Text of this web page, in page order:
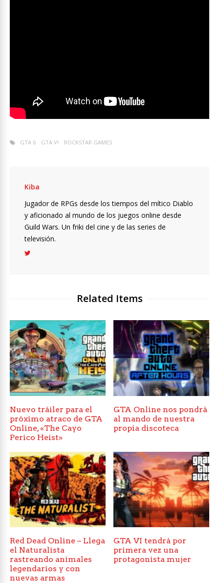
GTA 6 GTA VI ROCKSTAR GAMES
Kiba
Jugador de RPGs desde los tiempos del mítico Diablo
y aficionado al mundo de los juegos online desde
Guild Wars. Un friki del cine y de las series de
televisión.
Related Items
Nuevo tráiler para el
próximo atraco de GTA
Online, «The Cayo
Perico Heist»
GTA Online nos pondrá
al mando de nuestra
propia discoteca
Red Dead Online – Llega
el Naturalista
rastreando animales
legendarios y con
nuevas armas
GTA VI tendrá por
primera vez una
protagonista mujer